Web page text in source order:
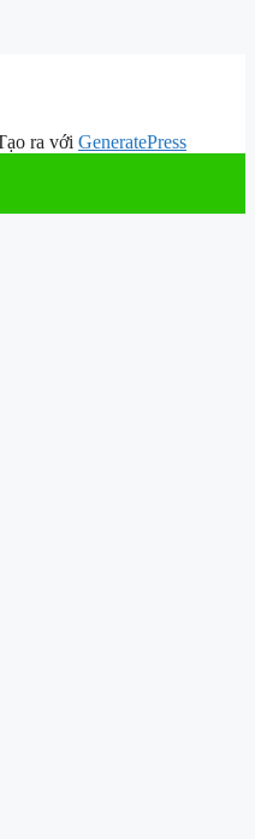
ra với GeneratePress